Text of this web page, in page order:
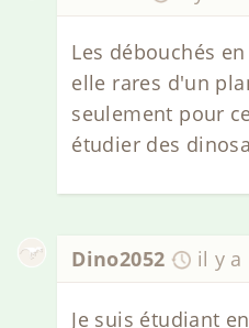
Les débouchés
elle rares d'un
seulement pour
étudier des
Dino2052 il y a
Je suis étudiant